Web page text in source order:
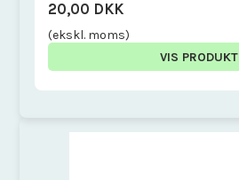
20,00 DKK
(ekskl. moms)
VIS PRODUKT